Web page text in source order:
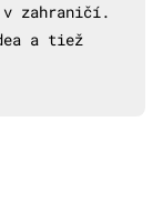
v zahraničí.
a tiež